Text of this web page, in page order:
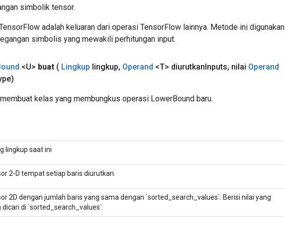
simbolik tensor.
adalah keluaran dari operasi TensorFlow lainnya. Metode ini digunakan
simbolis yang mewakili perhitungan input.
<U> buat ( Lingkup lingkup, Operand <T> diurutkanInputs, nilai Operand
kelas yang membungkus operasi LowerBound baru.
lingkup saat ini
2-D tempat setiap baris diurutkan.
2D dengan jumlah baris yang sama dengan `sorted_search_values`. Berisi nilai yang
dicari di `sorted_search_values`.